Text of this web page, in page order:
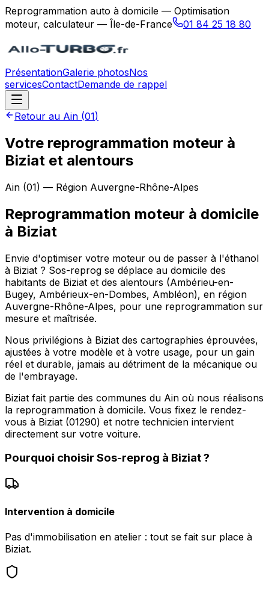
Reprogrammation auto à domicile — Optimisation
moteur, calculateur — Île-de-France
01 84 25 18 80
PrésentationGalerie photosNos
servicesContactDemande de rappel
Retour au Ain (01)
Votre reprogrammation moteur à
Biziat et alentours
Ain (01) — Région Auvergne-Rhône-Alpes
Reprogrammation moteur à domicile
à Biziat
Envie d'optimiser votre moteur ou de passer à l'éthanol
à Biziat ? Sos-reprog se déplace au domicile des
habitants de Biziat et des alentours (Ambérieu-en-
Bugey, Ambérieux-en-Dombes, Ambléon), en région
Auvergne-Rhône-Alpes, pour une reprogrammation sur
mesure et maîtrisée.
Nous privilégions à Biziat des cartographies éprouvées,
ajustées à votre modèle et à votre usage, pour un gain
réel et durable, jamais au détriment de la mécanique ou
de l'embrayage.
Biziat fait partie des communes du Ain où nous réalisons
la reprogrammation à domicile. Vous fixez le rendez-
vous à Biziat (01290) et notre technicien intervient
directement sur votre voiture.
Pourquoi choisir Sos-reprog à Biziat?
Intervention à domicile
Pas d'immobilisation en atelier : tout se fait sur place à
Biziat.